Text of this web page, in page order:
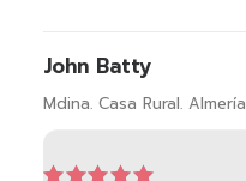
John Batty
Mdina. Casa Rural. Almería